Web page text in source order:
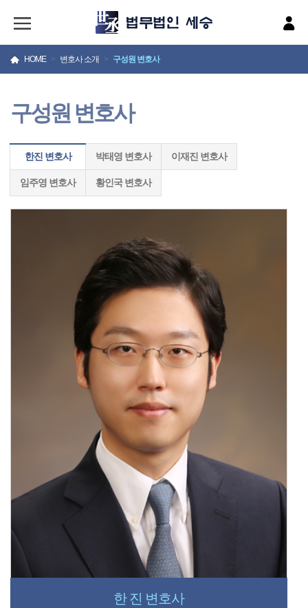
HOME > 변호사 소개 > 구성원 변호사
구성원 변호사
한진 변호사 박태영 변호사 이재진 변호사
임주영 변호사 황인국 변호사
조진석 변호사
jscho@sslaw.kr
조우선 변호사
wscho@sslaw.kr
한 진 변호사